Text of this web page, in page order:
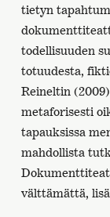
tietyn
todellisuuden
totuudesta,
Reineltin
metaforisesti
tapauksissa
mahdollista
välttämättä,